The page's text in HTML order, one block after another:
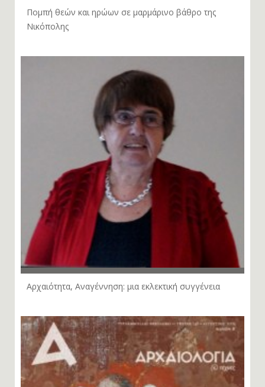
Πομπή θεών και ηρώων σε μαρμάρινο βάθρο της
Νικόπολης
Αρχαιότητα, Αναγέννηση: μια εκλεκτική συγγένεια